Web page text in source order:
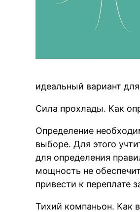
идеальный вариант
Сила прохлады. Как
Определение
выборе. Для этого
для определения
мощность не
привести к переплате
Тихий компаньон. Как